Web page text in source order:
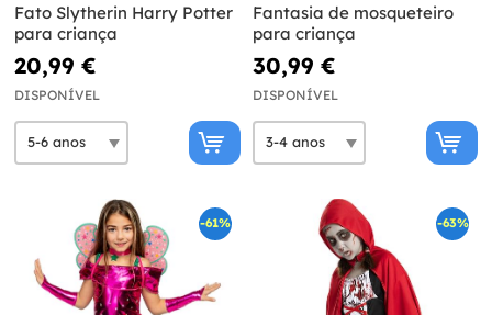
Fato Slytherin Harry Potter
para criança
20,99 €
DISPONÍVEL
Fantasia de mosqueteiro
para criança
30,99 €
DISPONÍVEL
-61% -63%